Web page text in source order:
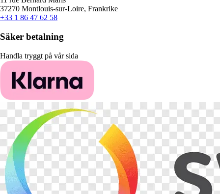
37270 Montlouis-sur-Loire, Frankrike
+33 1 86 47 62 58
Säker betalning
Handla tryggt på vår sida